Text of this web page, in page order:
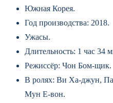
Южная Корея.
Год производства: 2018.
Ужасы.
Длительность: 1 час 34
Режиссёр: Чон Бом-щик.
В ролях: Ви Ха-джун,
Мун Е‑вон.